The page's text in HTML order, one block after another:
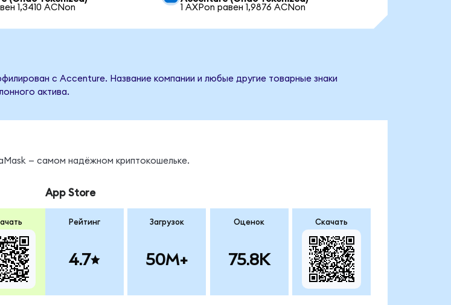
1,3410 ACNon
1 AXPon равен 1,9876 ACNon
с Accenture. Название компании и любые другие товарные знаки
актива.
— самом надёжном криптокошельке.
App Store
Рейтинг
4.7
Загрузок
50M+
Оценок
75.8K
Скачать